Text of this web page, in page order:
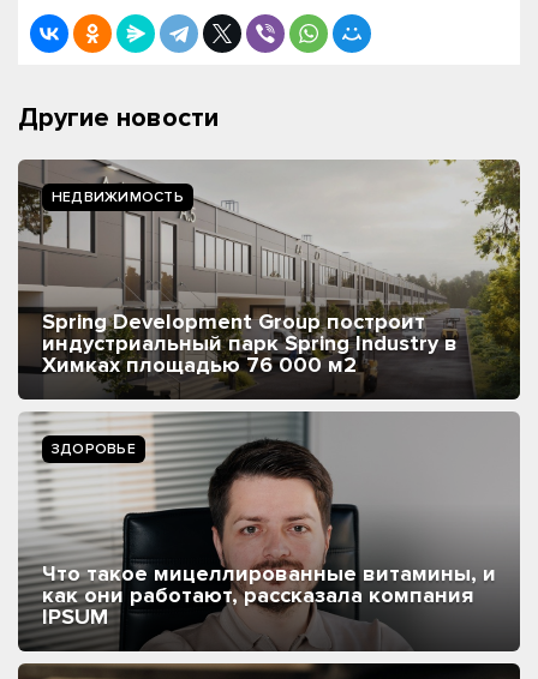
Другие новости
НЕДВИЖИМОСТЬ
Spring Development Group построит
индустриальный парк Spring Industry в
Химках площадью 76 000 м2
ЗДОРОВЬЕ
Что такое мицеллированные витамины, и
как они работают, рассказала компания
IPSUM